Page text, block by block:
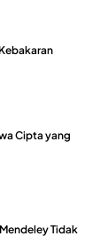
Cipta yang
Tidak